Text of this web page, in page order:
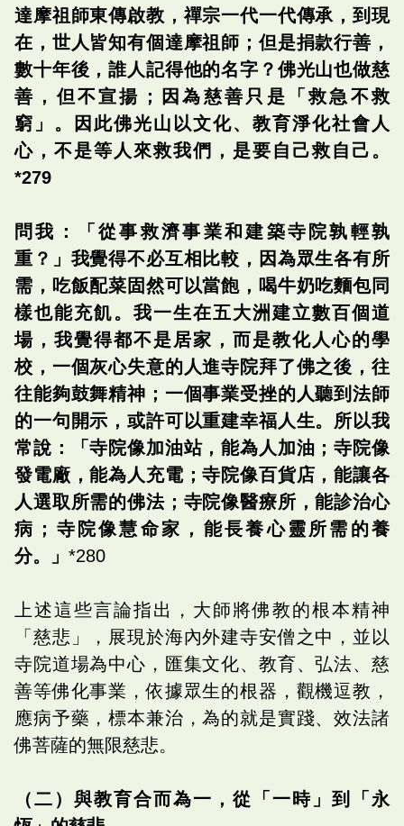
達摩祖師東傳啟教，禪宗一代一代傳承，到現
在，世人皆知有個達摩祖師；但是捐款行善，
數十年後，誰人記得他的名字？佛光山也做慈
善，但不宣揚；因為慈善只是「救急不救
窮」。因此佛光山以文化、教育淨化社會人
心，不是等人來救我們，是要自己救自己。
*279
問我：「從事救濟事業和建築寺院孰輕孰
重？」我覺得不必互相比較，因為眾生各有所
需，吃飯配菜固然可以當飽，喝牛奶吃麵包同
樣也能充飢。我一生在五大洲建立數百個道
場，我覺得都不是居家，而是教化人心的學
校，一個灰心失意的人進寺院拜了佛之後，往
往能夠鼓舞精神；一個事業受挫的人聽到法師
的一句開示，或許可以重建幸福人生。所以我
常說：「寺院像加油站，能為人加油；寺院像
發電廠，能為人充電；寺院像百貨店，能讓各
人選取所需的佛法；寺院像醫療所，能診治心
病；寺院像慧命家，能長養心靈所需的養
分。」 *280
上述這些言論指出，大師將佛教的根本精神
「慈悲」，展現於海內外建寺安僧之中，並以
寺院道場為中心，匯集文化、教育、弘法、慈
善等佛化事業，依據眾生的根器，觀機逗教，
應病予藥，標本兼治，為的就是實踐、效法諸
佛菩薩的無限慈悲。
（二）與教育合而為一，從「一時」到「永